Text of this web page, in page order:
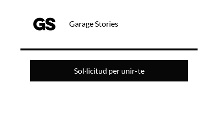
Garage Stories
Sol·licitud per unir-te